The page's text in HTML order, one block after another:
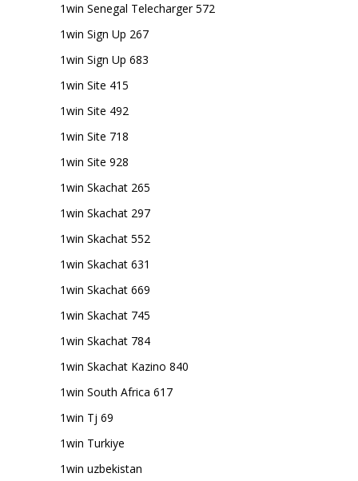
1win Senegal Telecharger 572
1win Sign Up 267
1win Sign Up 683
1win Site 415
1win Site 492
1win Site 718
1win Site 928
1win Skachat 265
1win Skachat 297
1win Skachat 552
1win Skachat 631
1win Skachat 669
1win Skachat 745
1win Skachat 784
1win Skachat Kazino 840
1win South Africa 617
1win Tj 69
1win Turkiye
1win uzbekistan